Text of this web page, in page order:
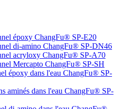
époxy ChangFu® SP-E20
di-amino ChangFu® SP-DN46
acryloxy ChangFu® SP-A70
Mercapto ChangFu® SP-SH
époxy dans l'eau ChangFu® SP-
aminés dans l'eau ChangFu® SP-